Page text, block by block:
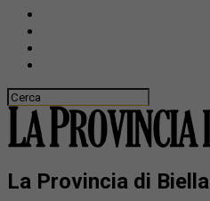
La Provincia di Biella